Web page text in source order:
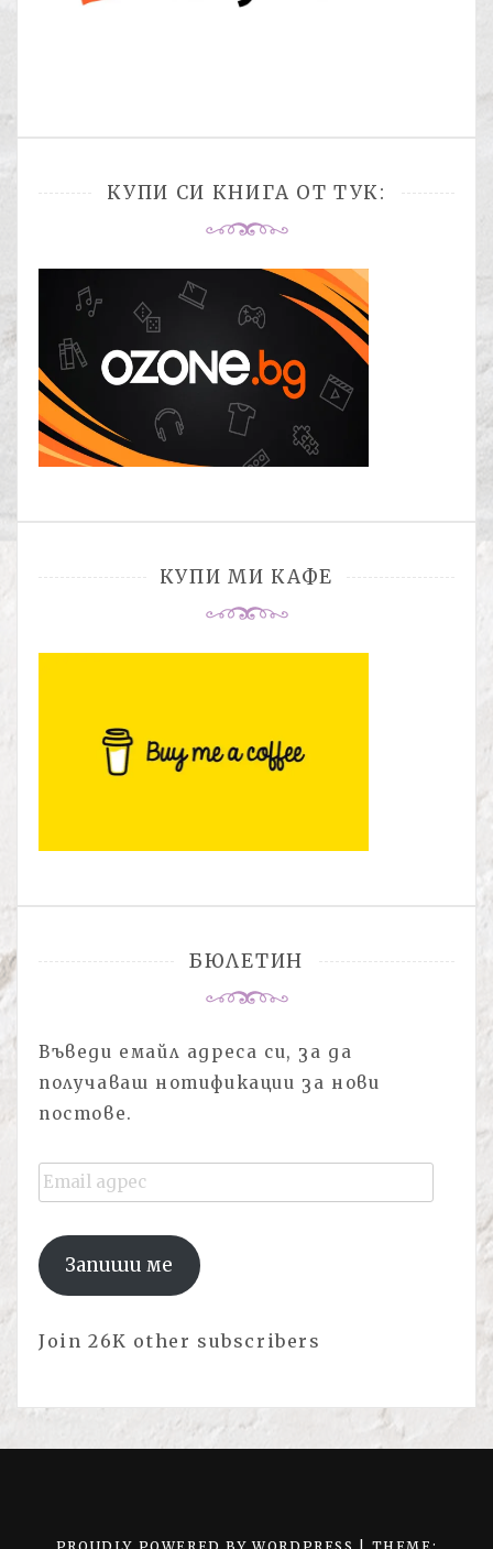
КУПИ СИ КНИГА ОТ ТУК:
КУПИ МИ КАФЕ
БЮЛЕТИН
Въведи емайл адреса си, за да
получаваш нотификации за нови
постове.
Email
адрес
Запиши ме
Join 26K other subscribers
PROUDLY POWERED BY WORDPRESS THEME: